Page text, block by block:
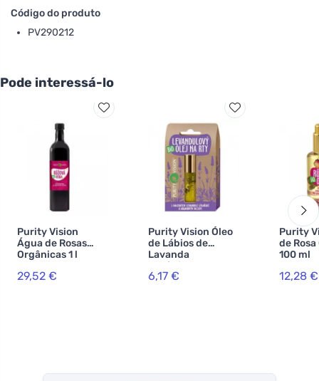
Código do produto
PV290212
Pode interessá-lo
Purity Vision
Água de Rosas
Orgânicas 1 l
29,52 €
Purity Vision Óleo
de Lábios de
Lavanda
Orgânica 10 ml
6,17 €
Purity
de
100 ml
12,28 €